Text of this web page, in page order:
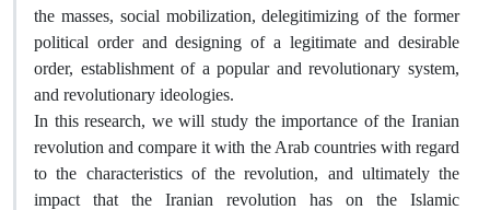
the masses, social mobilization, delegitimizing of the former
political order and designing of a legitimate and desirable
order, establishment of a popular and revolutionary system,
and revolutionary ideologies.
In this research, we will study the importance of the Iranian
revolution and compare it with the Arab countries with regard
to the characteristics of the revolution, and ultimately the
impact that the Iranian revolution has on the Islamic